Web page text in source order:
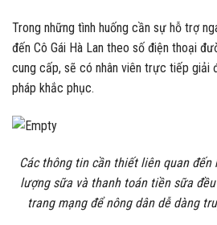
Trong những tình huống cần sự hỗ trợ
đến Cô Gái Hà Lan theo số điện thoại
cung cấp, sẽ có nhân viên trực tiếp giải
pháp khắc phục.
Các thông tin cần thiết liên quan đến
lượng sữa và thanh toán tiền sữa
trang mạng để nông dân dễ dàng